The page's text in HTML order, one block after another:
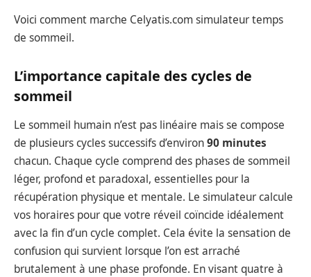
Voici comment marche Celyatis.com simulateur temps
de sommeil.
L’importance capitale des cycles de
sommeil
Le sommeil humain n’est pas linéaire mais se compose
de plusieurs cycles successifs d’environ90 minutes
chacun. Chaque cycle comprend des phases de sommeil
léger, profond et paradoxal, essentielles pour la
récupération physique et mentale. Le simulateur calcule
vos horaires pour que votre réveil coïncide idéalement
avec la fin d’un cycle complet. Cela évite la sensation de
confusion qui survient lorsque l’on est arraché
brutalement à une phase profonde. En visant quatre à